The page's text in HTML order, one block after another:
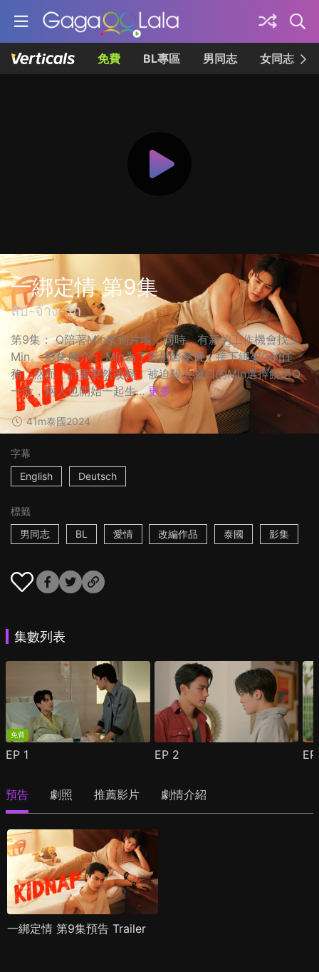
免費 BL專區 男同志 女同志
一綁定情 第9集
ลับ-จ้าง-รัก
第9集： Q陪著Min來到片場，同時，有新的工作機會找上
Min。 影集簡介： Min為了籌措醫藥費，接下綁架Q的任
務。然而，計畫突然改變，被迫殺人滅口的Min選擇饒過Q
一命，兩人也開始一起生... 更多
41m泰國2024
字幕
English
Deutsch
標籤
男同志
BL 愛情 改編作品 泰國 影集
集數列表
免費
EP 1 EP 2
預告 劇照 推薦影片 劇情介紹
一綁定情 第9集預告 Trailer